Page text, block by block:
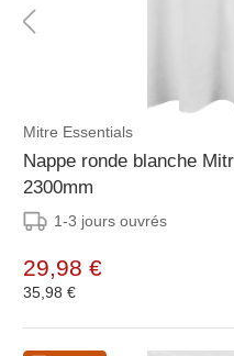
Mitre Essentials
Nappe ronde blanche
2300mm
1-3 jours ouvrés
29,98 €
35,98 €